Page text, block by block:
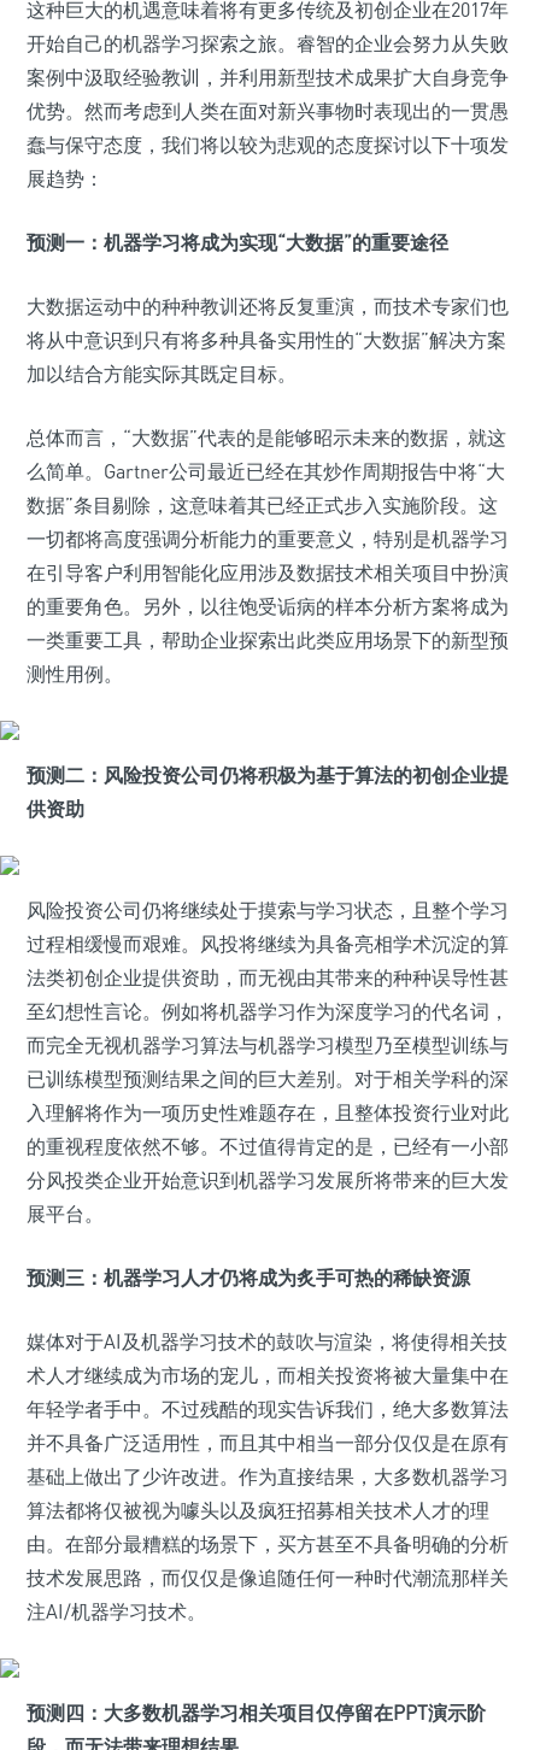
这种巨大的机遇意味着将有更多传统及初创企业在2017年
开始自己的机器学习探索之旅。睿智的企业会努力从失败
案例中汲取经验教训，并利用新型技术成果扩大自身竞争
优势。然而考虑到人类在面对新兴事物时表现出的一贯愚
蠢与保守态度，我们将以较为悲观的态度探讨以下十项发
展趋势：
预测一：机器学习将成为实现“大数据”的重要途径
大数据运动中的种种教训还将反复重演，而技术专家们也
将从中意识到只有将多种具备实用性的“大数据”解决方案
加以结合方能实际其既定目标。
总体而言，“大数据”代表的是能够昭示未来的数据，就这
么简单。Gartner公司最近已经在其炒作周期报告中将“大
数据”条目剔除，这意味着其已经正式步入实施阶段。这
一切都将高度强调分析能力的重要意义，特别是机器学习
在引导客户利用智能化应用涉及数据技术相关项目中扮演
的重要角色。另外，以往饱受诟病的样本分析方案将成为
一类重要工具，帮助企业探索出此类应用场景下的新型预
测性用例。
预测二：风险投资公司仍将积极为基于算法的初创企业提
供资助
风险投资公司仍将继续处于摸索与学习状态，且整个学习
过程相缓慢而艰难。风投将继续为具备亮相学术沉淀的算
法类初创企业提供资助，而无视由其带来的种种误导性甚
至幻想性言论。例如将机器学习作为深度学习的代名词，
而完全无视机器学习算法与机器学习模型乃至模型训练与
已训练模型预测结果之间的巨大差别。对于相关学科的深
入理解将作为一项历史性难题存在，且整体投资行业对此
的重视程度依然不够。不过值得肯定的是，已经有一小部
分风投类企业开始意识到机器学习发展所将带来的巨大发
展平台。
预测三：机器学习人才仍将成为炙手可热的稀缺资源
媒体对于AI及机器学习技术的鼓吹与渲染，将使得相关技
术人才继续成为市场的宠儿，而相关投资将被大量集中在
年轻学者手中。不过残酷的现实告诉我们，绝大多数算法
并不具备广泛适用性，而且其中相当一部分仅仅是在原有
基础上做出了少许改进。作为直接结果，大多数机器学习
算法都将仅被视为噱头以及疯狂招募相关技术人才的理
由。在部分最糟糕的场景下，买方甚至不具备明确的分析
技术发展思路，而仅仅是像追随任何一种时代潮流那样关
注AI/机器学习技术。
预测四：大多数机器学习相关项目仅停留在PPT演示阶